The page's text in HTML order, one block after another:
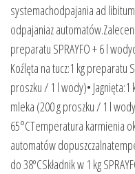
systemachodpajania ad
odpajaniaz
preparatu SPRAYFO + 6 l
Koźlęta na tucz:1 kg preparatu
proszku / 1 l wody)•
mleka (200 g proszku / 1 l
65°CTemperatura karmienia
automatów
do 38ºCSkładnik w 1 kg